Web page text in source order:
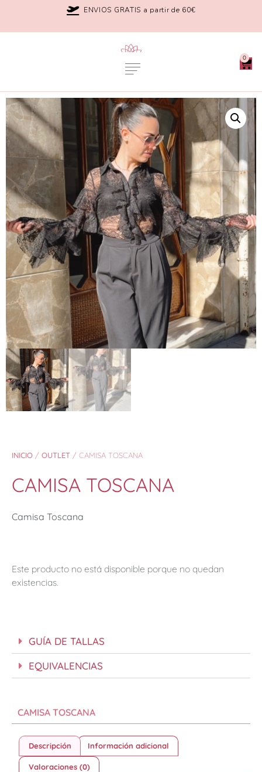
ENVIOS GRATIS a partir de 60€
0
INICIO / OUTLET / CAMISA TOSCANA
CAMISA TOSCANA
Camisa Toscana
Este producto no está disponible porque no quedan
existencias.
GUÍA DE TALLAS
EQUIVALENCIAS
CAMISA TOSCANA
Descripción Información adicional
Valoraciones (0)